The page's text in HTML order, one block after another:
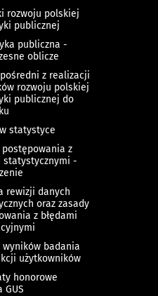
rozwoju polskiej
publicznej
publiczna -
oblicze
z realizacji
rozwoju polskiej
publicznej do
statystyce
postępowania z
statystycznymi -
rewizji danych
oraz zasady
z błędami
wyników badania
użytkowników
honorowe
GUS